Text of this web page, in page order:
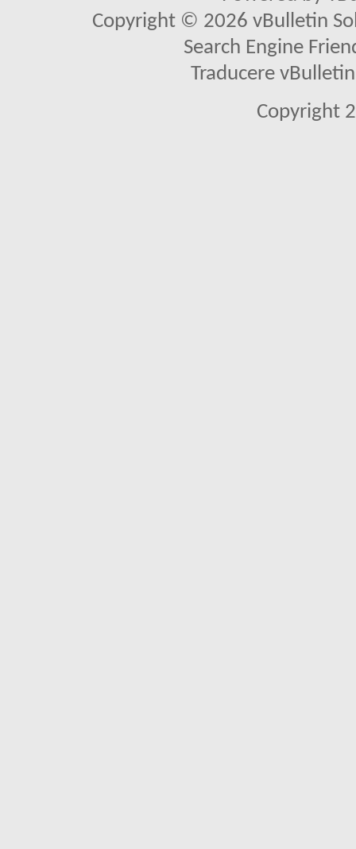
Copyright © 2026 vBulletin
Search Engine
Traducere
Copyright